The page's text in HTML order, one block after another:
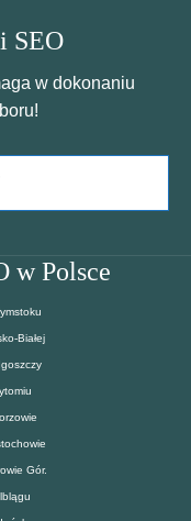
SEO
w dokonaniu
w Polsce
Białej
Gór.